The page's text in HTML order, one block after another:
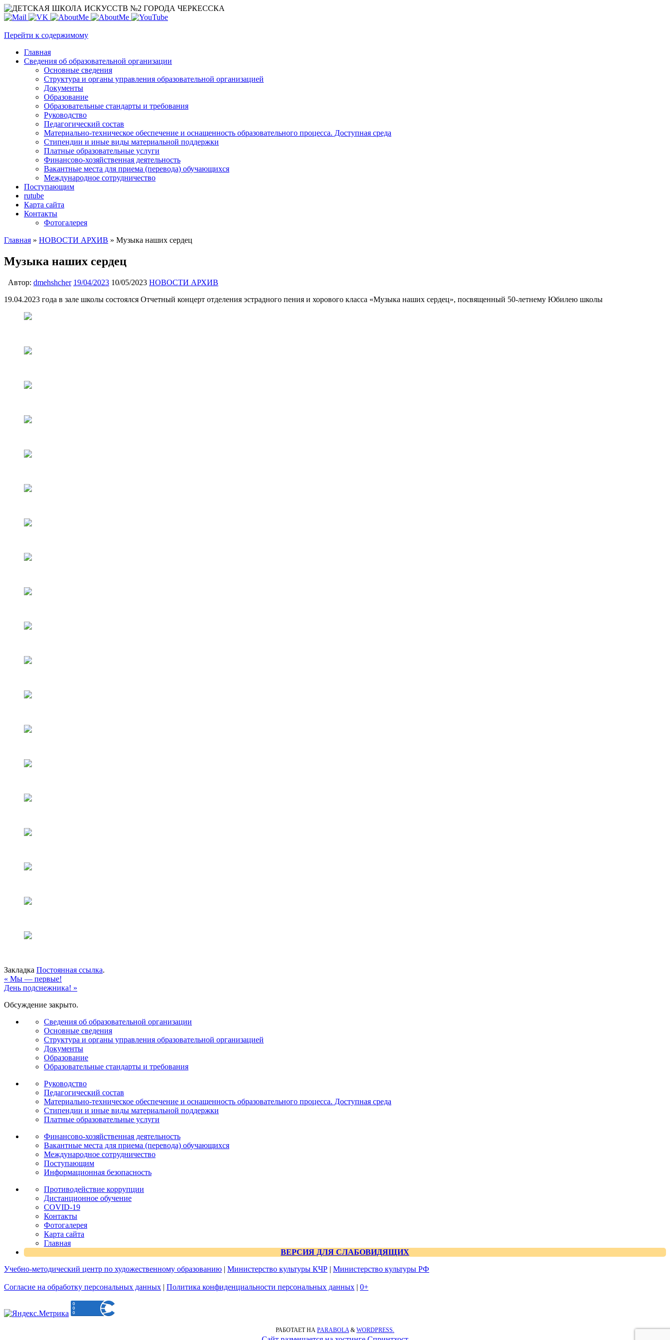
Перейти к содержимому
Главная
Сведения об образовательной организации
Основные сведения
Структура и органы управления образовательной организацией
Документы
Образование
Образовательные стандарты и требования
Руководство
Педагогический состав
Материально-техническое обеспечение и оснащенность образовательного процесса. Доступная среда
Стипендии и иные виды материальной поддержки
Платные образовательные услуги
Финансово-хозяйственная деятельность
Вакантные места для приема (перевода) обучающихся
Международное сотрудничество
Поступающим
rutube
Карта сайта
Контакты
Фотогалерея
Главная » НОВОСТИ АРХИВ » Музыка наших сердец
Музыка наших сердец
Автор: dmehshcher 19/04/2023 10/05/2023 НОВОСТИ АРХИВ
19.04.2023 года в зале школы состоялся Отчетный концерт отделения эстрадного пения и хорового класса «Музыка наших сердец», посвященный 50-летнему Юбилею школы
Закладка Постоянная ссылка.
« Мы — первые!
День подснежника! »
Обсуждение закрыто.
Сведения об образовательной организации
Основные сведения
Структура и органы управления образовательной организацией
Документы
Образование
Образовательные стандарты и требования
Руководство
Педагогический состав
Материально-техническое обеспечение и оснащенность образовательного процесса. Доступная среда
Стипендии и иные виды материальной поддержки
Платные образовательные услуги
Финансово-хозяйственная деятельность
Вакантные места для приема (перевода) обучающихся
Международное сотрудничество
Поступающим
Информационная безопасность
Противодействие коррупции
Дистанционное обучение
COVID-19
Контакты
Фотогалерея
Карта сайта
Главная
ВЕРСИЯ ДЛЯ СЛАБОВИДЯЩИХ
Учебно-методический центр по художественному образованию | Министерство культуры КЧР | Министерство культуры РФ
Согласие на обработку персональных данных | Политика конфиденциальности персональных данных | 0+
РАБОТАЕТ НА PARABOLA& WORDPRESS.